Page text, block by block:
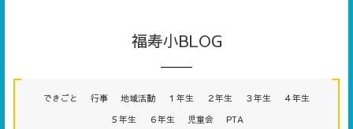
福寿小BLOG
できごと 行事 地域活動 １年生 ２年生 ３年生
４年生
５年生
６年生 児童会 PTA